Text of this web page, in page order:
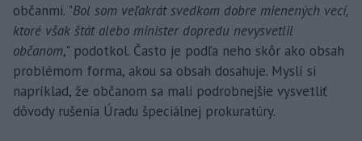
občanmi. "Bol som veľakrát svedkom dobre mienených vecí,
ktoré však štát alebo minister dopredu nevysvetlil
občanom," podotkol. Často je podľa neho skôr ako obsah
problémom forma, akou sa obsah dosahuje. Myslí si
napríklad, že občanom sa mali podrobnejšie vysvetliť
dôvody rušenia Úradu špeciálnej prokuratúry.